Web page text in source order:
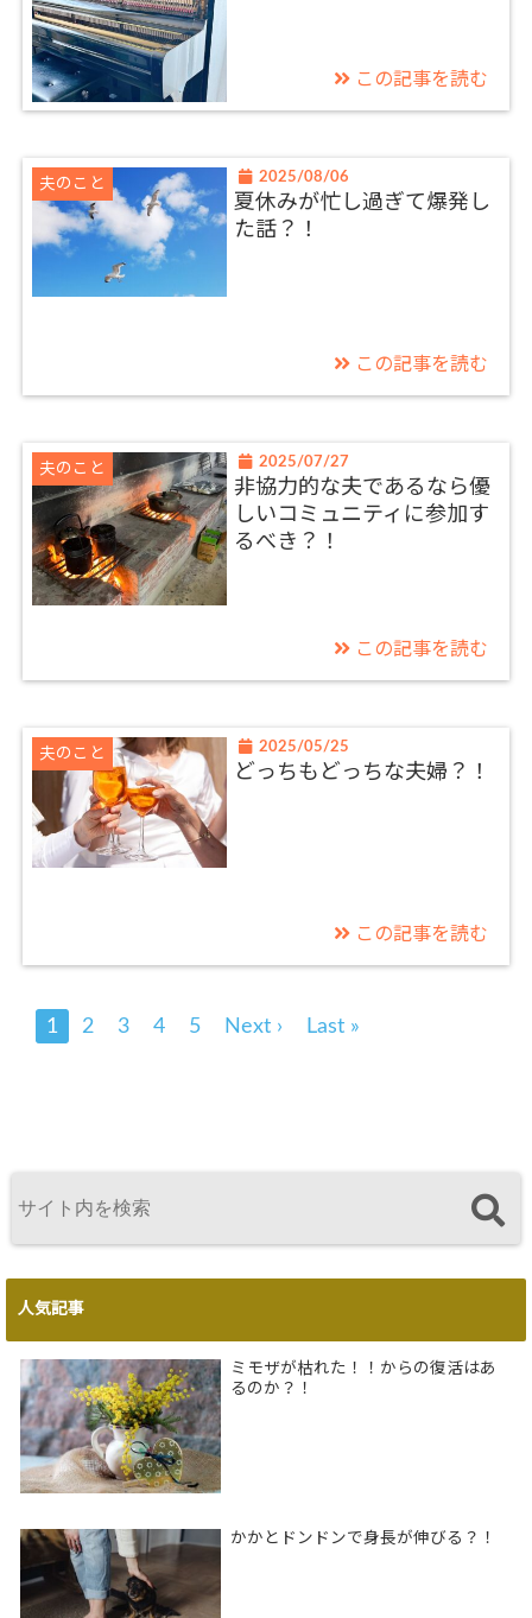
この記事を読む
夫のこと 2025/08/06
夏休みが忙し過ぎて爆発し
た話？！
この記事を読む
夫のこと 2025/07/27
非協力的な夫であるなら優
しいコミュニティに参加す
るべき？！
この記事を読む
夫のこと 2025/05/25
どっちもどっちな夫婦？！
この記事を読む
1 2 3 4 5 Next › Last »
人気記事
ミモザが枯れた！！からの復活はあ
るのか？！
かかとドンドンで身長が伸びる？！